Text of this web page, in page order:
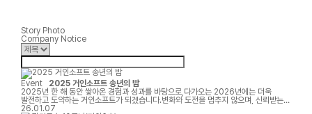
Story Photo
Company Notice
Event
2025 거인소프트 송년의 밤
2025년 한 해 동안 쌓아온 경험과 성과를 바탕으로,다가오는 2026년에는 더욱
발전하고 도약하는 거인소프트가 되겠습니다.변화와 도전을 멈추지 않으며, 신뢰받는
파트너로서 지속적인 성장을 이어가겠습니다.
26.01.07